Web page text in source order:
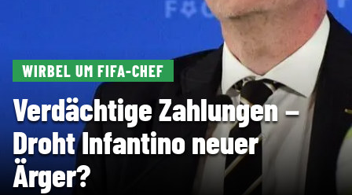
WIRBEL UM FIFA-CHEF
Verdächtige Zahlungen –
Droht Infantino neuer
Ärger?